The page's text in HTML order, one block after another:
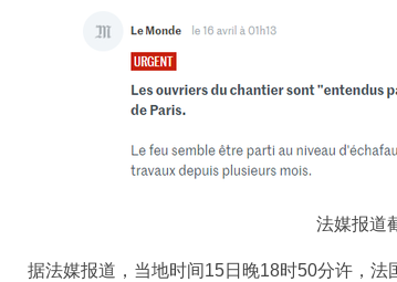
法媒报道
据法媒报道，当地时间15日晚18时50分许，法